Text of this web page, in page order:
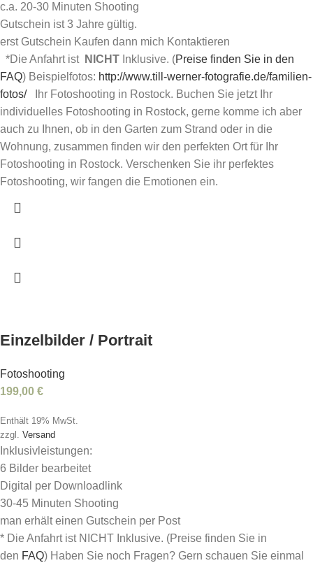
c.a. 20-30 Minuten Shooting
Gutschein ist 3 Jahre gültig.
erst Gutschein Kaufen dann mich Kontaktieren
*Die Anfahrt ist NICHT Inklusive. (Preise finden Sie in den
FAQ) Beispielfotos: http://www.till-werner-fotografie.de/familien-
fotos/Ihr Fotoshooting in Rostock. Buchen Sie jetzt Ihr
individuelles Fotoshooting in Rostock, gerne komme ich aber
auch zu Ihnen, ob in den Garten zum Strand oder in die
Wohnung, zusammen finden wir den perfekten Ort für Ihr
Fotoshooting in Rostock. Verschenken Sie ihr perfektes
Fotoshooting, wir fangen die Emotionen ein.
Einzelbilder / Portrait
Fotoshooting
199,00 €
Enthält 19% MwSt.
zzgl. Versand
Inklusivleistungen:
6 Bilder bearbeitet
Digital per Downloadlink
30-45 Minuten Shooting
man erhält einen Gutschein per Post
* Die Anfahrt ist NICHT Inklusive. (Preise finden Sie in
den FAQ) Haben Sie noch Fragen? Gern schauen Sie einmal